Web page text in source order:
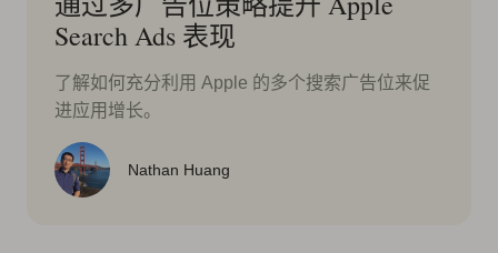
Search Ads 表现
了解如何充分利用 Apple 的多个搜索广告位来促
进应用增长。
Nathan Huang